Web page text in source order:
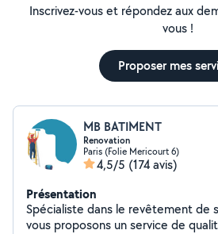
Inscrivez-vous et répondez aux
vous !
Proposer mes
MB BATIMENT
Renovation
Paris (Folie Mericourt 6)
4,5/5 (174 avis)
Présentation
Spécialiste dans le revêtement de
vous proposons un service de